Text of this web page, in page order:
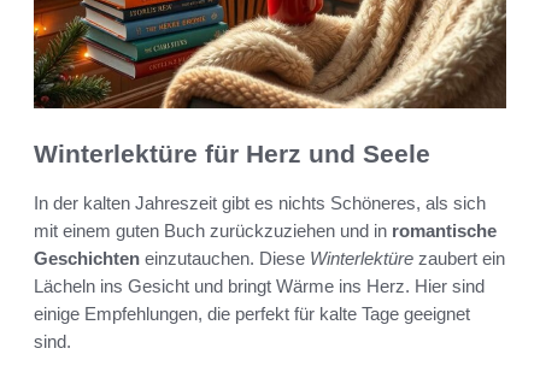
Winterlektüre für Herz und Seele
In der kalten Jahreszeit gibt es nichts Schöneres, als sich
mit einem guten Buch zurückzuziehen und in romantische
Geschichten einzutauchen. Diese Winterlektüre zaubert ein
Lächeln ins Gesicht und bringt Wärme ins Herz. Hier sind
einige Empfehlungen, die perfekt für kalte Tage geeignet
sind.